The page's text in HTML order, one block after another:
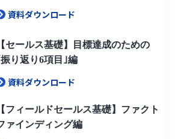
資料ダウンロード
【セールス基礎】目標達成のための
振り返り6項目｣編
資料ダウンロード
【フィールドセールス基礎】ファクト
ァインディング編